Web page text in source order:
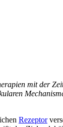
mit der
Rezeptor